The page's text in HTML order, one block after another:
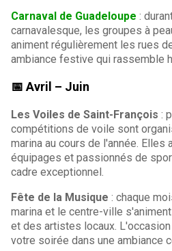
Carnaval de Guadeloupe :
carnavalesque, les groupes à
animent régulièrement les rues
ambiance festive qui rassemble
📅 Avril – Juin
Les Voiles de Saint-François :
compétitions de voile sont
marina au cours de l'année. Elles
équipages et passionnés de
cadre exceptionnel.
Fête de la Musique : chaque
marina et le centre-ville
et des artistes locaux.
votre soirée dans une ambiance